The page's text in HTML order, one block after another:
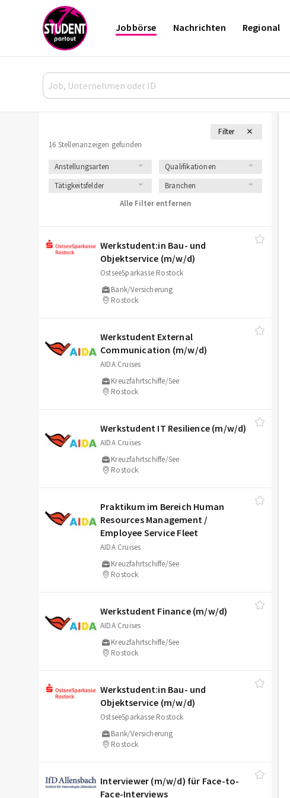
Jobbörse Nachrichten Regional
Filter
16 Stellenanzeigen gefunden
Anstellungsarten
Qualifikationen
Tätigkeitsfelder
Branchen
Alle Filter entfernen
Werkstudent:in Bau- und
Objektservice (m/​w/​d)
OstseeSparkasse Rostock
Bank/Versicherung
Rostock
Werkstudent External
Communication (m/​w/​d)
AIDA Cruises
Kreuzfahrtschiffe/See
Rostock
Werkstudent IT Resilience (m/​w/​d)
AIDA Cruises
Kreuzfahrtschiffe/See
Rostock
Praktikum im Bereich Human
Resources Management /​
Employee Service Fleet
AIDA Cruises
Kreuzfahrtschiffe/See
Rostock
Werkstudent Finance (m/​w/​d)
AIDA Cruises
Kreuzfahrtschiffe/See
Rostock
Werkstudent:in Bau- und
Objektservice (m/​w/​d)
OstseeSparkasse Rostock
Bank/Versicherung
Rostock
Interviewer (m/​w/​d) für Face-to-
Face-Interviews